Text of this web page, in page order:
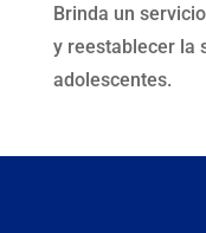
Brinda un
y reestablecer la
adolescentes.